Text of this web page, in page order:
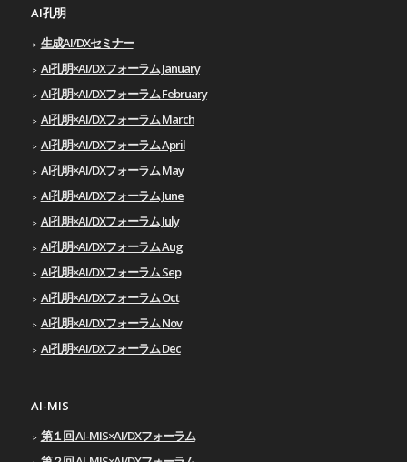
AI孔明
生成AI/DXセミナー
AI孔明×AI/DXフォーラム January
AI孔明×AI/DXフォーラム February
AI孔明×AI/DXフォーラム March
AI孔明×AI/DXフォーラム April
AI孔明×AI/DXフォーラム May
AI孔明×AI/DXフォーラム June
AI孔明×AI/DXフォーラム July
AI孔明×AI/DXフォーラム Aug
AI孔明×AI/DXフォーラム Sep
AI孔明×AI/DXフォーラム Oct
AI孔明×AI/DXフォーラム Nov
AI孔明×AI/DXフォーラム Dec
AI-MIS
第１回 AI-MIS×AI/DXフォーラム